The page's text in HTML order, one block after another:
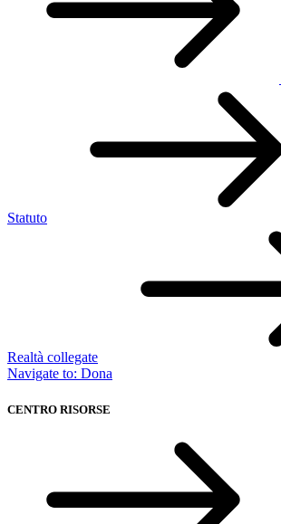
Statuto
Realtà collegate
Navigate to: Dona
CENTRO RISORSE